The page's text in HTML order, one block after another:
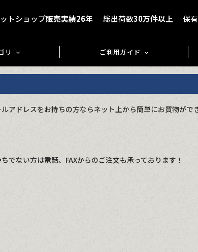
トショップ販売実績26年 総出荷数30万件以上 保
リ ご利用ガイド
アドレスをお持ちの方ならネット上から簡単にお買物がで
でない方は電話、FAXからのご注文も承っております！